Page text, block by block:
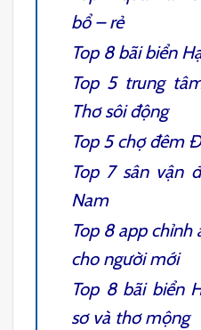
bổ – rẻ
Top 8 bãi biển
Top 5 trung
Thơsôi động
Top 5chợ đêm
Top 7 sân vận
Nam
Top 8 app chỉnh
cho người mới
Top 8 bãi biển
sơ và thơ mộng